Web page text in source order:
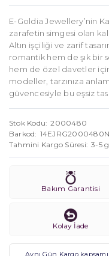
E-Goldia Jewellery’nin
zarafetin simgesi olan
Altın işçiliği ve zarif
romantik hem de şık bir
hem de özel davetler
modeller, tarzınıza
güvencesiyle bu eşsiz
Stok Kodu
2000480
Barkod
Tahmini Kargo Süresi
3-5
Bakım Garantisi
Kolay İade